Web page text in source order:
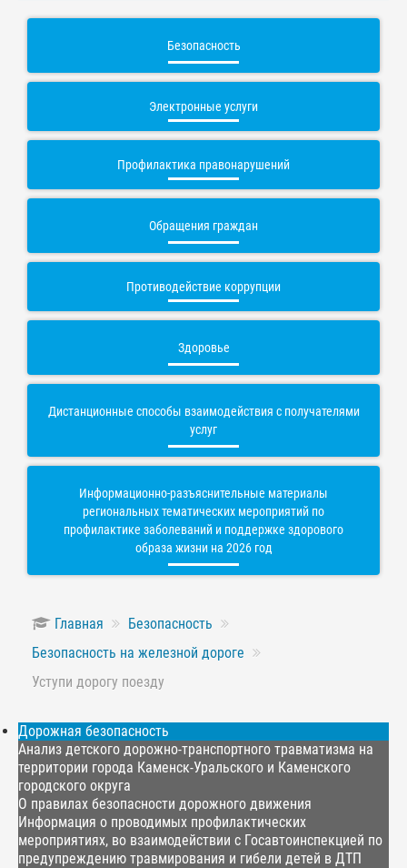
Безопасность
Электронные услуги
Профилактика правонарушений
Обращения граждан
Противодействие коррупции
Здоровье
Дистанционные способы взаимодействия с получателями
услуг
Информационно-разъяснительные материалы
региональных тематических мероприятий по
профилактике заболеваний и поддержке здорового
образа жизни на 2026 год
Главная
Безопасность
Безопасность на железной дороге
Уступи дорогу поезду
Дорожная безопасность
Анализ детского дорожно-транспортного травматизма на
территории города Каменск-Уральского и Каменского
городского округа
О правилах безопасности дорожного движения
Информация о проводимых профилактических
мероприятиях, во взаимодействии с Госавтоинспекцией по
предупреждению травмирования и гибели детей в ДТП